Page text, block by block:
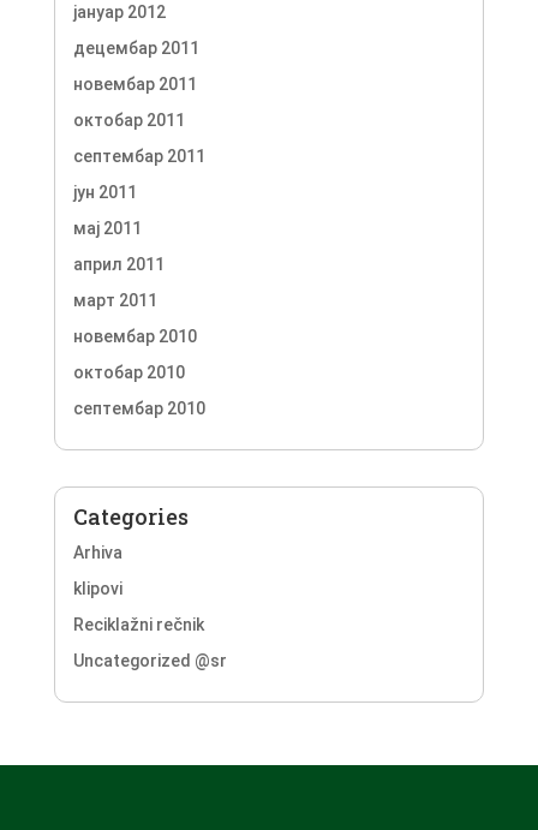
јануар 2012
децембар 2011
новембар 2011
октобар 2011
септембар 2011
јун 2011
мај 2011
април 2011
март 2011
новембар 2010
октобар 2010
септембар 2010
Categories
Arhiva
klipovi
Reciklažni rečnik
Uncategorized @sr